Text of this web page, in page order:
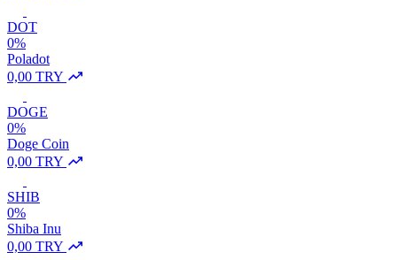
DOT
0%
Poladot
0,00 TRY
DOGE
0%
Doge Coin
0,00 TRY
SHIB
0%
Shiba Inu
0,00 TRY